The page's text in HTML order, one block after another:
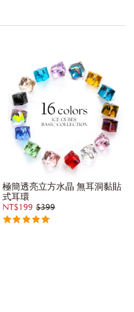
極簡透亮立方水晶 無耳洞黏貼
式耳環
NT$199 $399